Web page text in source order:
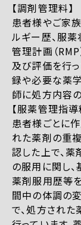
【調剤管理料】
患者様やご家
ルギー歴、服
管理計画（
及び評価を行
録や必要な薬
師に処方内容
【服薬管理指導
患者様ごとに
れた薬剤の重
認した上で、
の服用に関し
薬剤服用歴等
間中の体調の
で、処方され